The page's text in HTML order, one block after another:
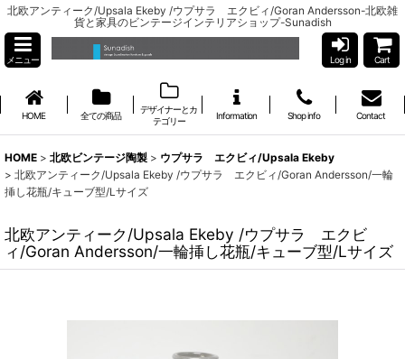
北欧アンティーク/Upsala Ekeby /ウプサラ エクビィ/Goran Andersson-北欧雑
貨と家具のビンテージインテリアショップ-Sunadish
メニュー Log in Cart
HOME 全ての商品
デザイナーとカ
テゴリー
Information Shop info Contact
HOME > 北欧ビンテージ陶製 > ウプサラ エクビィ/Upsala Ekeby
> 北欧アンティーク/Upsala Ekeby /ウプサラ エクビィ/Goran Andersson/一輪
挿し花瓶/キューブ型/Lサイズ
北欧アンティーク/Upsala Ekeby /ウプサラ エクビ
ィ/Goran Andersson/一輪挿し花瓶/キューブ型/Lサイズ